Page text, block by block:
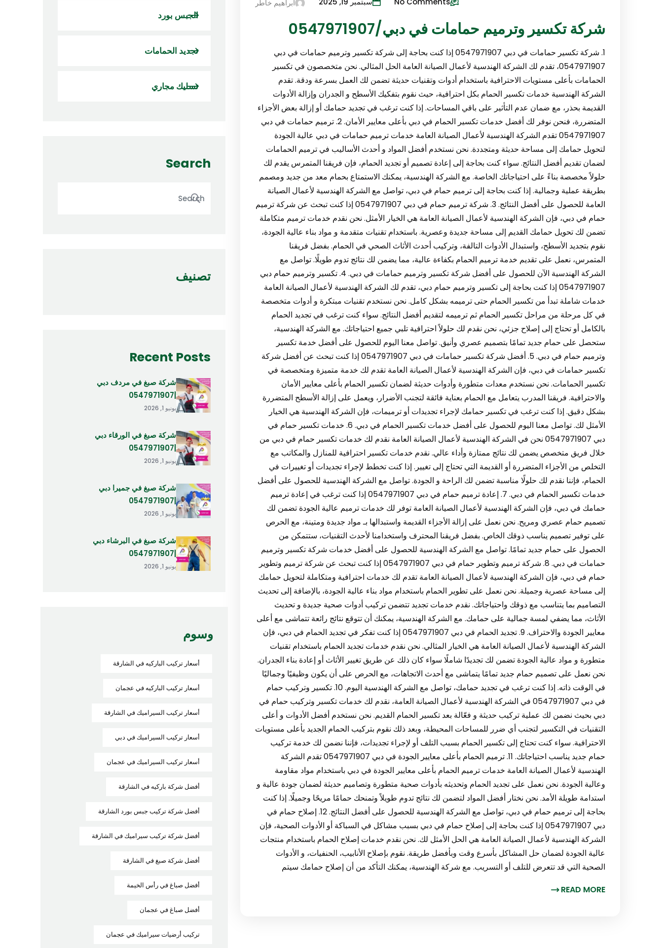
ابراهيم خاطر
شركة تكسير وترميم حمامات في دبي/0547971907
1. شركة تكسير حمامات في دبي 0547971907 إذا كنت بحاجة إلى شركة تكسير وترميم حمامات في دبي
0547971907، تقدم لك الشركة الهندسية لأعمال الصيانة العامة الحل المثالي. نحن متخصصون في تكسير
الحمامات بأعلى مستويات الاحترافية باستخدام أدوات وتقنيات حديثة تضمن لك العمل بسرعة ودقة. تقدم
الشركة الهندسية خدمات تكسير الحمام بكل احترافية، حيث نقوم بتفكيك الأسطح و الجدران وإزالة الأدوات
القديمة بحذر، مع ضمان عدم التأثير على باقي المساحات. إذا كنت ترغب في تجديد حمامك أو إزالة بعض الأجزاء
المتضررة، فنحن نوفر لك أفضل خدمات تكسير الحمام في دبي بأعلى معايير الأمان. 2. ترميم حمامات في دبي
0547971907 تقدم الشركة الهندسية لأعمال الصيانة العامة خدمات ترميم حمامات في دبي عالية الجودة
لتحويل حمامك إلى مساحة حديثة ومتجددة. نحن نستخدم أفضل المواد و أحدث الأساليب في ترميم الحمامات
لضمان تقديم أفضل النتائج. سواء كنت بحاجة إلى إعادة تصميم أو تجديد الحمام، فإن فريقنا المتمرس يقدم لك
حلولاً مخصصة بناءً على احتياجاتك الخاصة. مع الشركة الهندسية، يمكنك الاستمتاع بحمام معد من جديد ومصمم
بطريقة عملية وجمالية. إذا كنت بحاجة إلى ترميم حمام في دبي، تواصل مع الشركة الهندسية لأعمال الصيانة
العامة للحصول على أفضل النتائج. 3. شركة ترميم حمام في دبي 0547971907 إذا كنت تبحث عن شركة ترميم
حمام في دبي، فإن الشركة الهندسية لأعمال الصيانة العامة هي الخيار الأمثل. نحن نقدم خدمات ترميم متكاملة
تضمن لك تحويل حمامك القديم إلى مساحة جديدة وعصرية. باستخدام تقنيات متقدمة و مواد بناء عالية الجودة،
نقوم بتجديد الأسطح، واستبدال الأدوات التالفة، وتركيب أحدث الأثاث الصحي في الحمام. بفضل فريقنا
المتمرس، نعمل على تقديم خدمة ترميم الحمام بكفاءة عالية، مما يضمن لك نتائج تدوم طويلًا. تواصل مع
الشركة الهندسية الآن للحصول على أفضل شركة تكسير وترميم حمامات في دبي. 4. تكسير وترميم حمام دبي
0547971907 إذا كنت بحاجة إلى تكسير وترميم حمام دبي، تقدم لك الشركة الهندسية لأعمال الصيانة العامة
خدمات شاملة تبدأ من تكسير الحمام حتى ترميمه بشكل كامل. نحن نستخدم تقنيات مبتكرة و أدوات متخصصة
في كل مرحلة من مراحل تكسير الحمام ثم ترميمه لتقديم أفضل النتائج. سواء كنت ترغب في تجديد الحمام
بالكامل أو تحتاج إلى إصلاح جزئي، نحن نقدم لك حلولاً احترافية تلبي جميع احتياجاتك. مع الشركة الهندسية،
ستحصل على حمام جديد تمامًا بتصميم عصري وأنيق. تواصل معنا اليوم للحصول على أفضل خدمة تكسير
وترميم حمام في دبي. 5. أفضل شركة تكسير حمامات في دبي 0547971907 إذا كنت تبحث عن أفضل شركة
تكسير حمامات في دبي، فإن الشركة الهندسية لأعمال الصيانة العامة تقدم لك خدمة متميزة ومتخصصة في
تكسير الحمامات. نحن نستخدم معدات متطورة وأدوات حديثة لضمان تكسير الحمام بأعلى معايير الأمان
والاحترافية. فريقنا المدرب يتعامل مع الحمام بعناية فائقة لتجنب الأضرار، ويعمل على إزالة الأسطح المتضررة
بشكل دقيق. إذا كنت ترغب في تكسير حمامك لإجراء تجديدات أو ترميمات، فإن الشركة الهندسية هي الخيار
الأمثل لك. تواصل معنا اليوم للحصول على أفضل خدمات تكسير الحمام في دبي. 6. خدمات تكسير حمام في
دبي 0547971907 نحن في الشركة الهندسية لأعمال الصيانة العامة نقدم لك خدمات تكسير حمام في دبي من
خلال فريق متخصص يضمن لك نتائج ممتازة وأداء عالي. نقدم خدمات تكسير احترافية للمنازل والمكاتب مع
التخلص من الأجزاء المتضررة أو القديمة التي تحتاج إلى تغيير. إذا كنت تخطط لإجراء تجديدات أو تغييرات في
الحمام، فإننا نقدم لك حلولًا مناسبة تضمن لك الراحة و الجودة. تواصل مع الشركة الهندسية للحصول على أفضل
خدمات تكسير الحمام في دبي. 7. إعادة ترميم حمام في دبي 0547971907 إذا كنت ترغب في إعادة ترميم
حمامك في دبي، فإن الشركة الهندسية لأعمال الصيانة العامة توفر لك خدمات ترميم عالية الجودة تضمن لك
تصميم حمام عصري ومريح. نحن نعمل على إزالة الأجزاء القديمة واستبدالها بـ مواد جديدة ومتينة، مع الحرص
على توفير تصميم يناسب ذوقك الخاص. بفضل فريقنا المحترف واستخدامنا لأحدث التقنيات، ستتمكن من
الحصول على حمام جديد تمامًا. تواصل مع الشركة الهندسية للحصول على أفضل خدمات شركة تكسير وترميم
حمامات في دبي. 8. شركة ترميم وتطوير حمام في دبي 0547971907 إذا كنت تبحث عن شركة ترميم وتطوير
حمام في دبي، فإن الشركة الهندسية لأعمال الصيانة العامة تقدم لك خدمات احترافية ومتكاملة لتحويل حمامك
إلى مساحة عصرية وجميلة. نحن نعمل على تطوير الحمام باستخدام مواد بناء عالية الجودة، بالإضافة إلى تحديث
التصاميم بما يتناسب مع ذوقك واحتياجاتك. نقدم خدمات تجديد تتضمن تركيب أدوات صحية جديدة و تحديث
الأثاث، مما يضفي لمسة جمالية على حمامك. مع الشركة الهندسية، يمكنك أن تتوقع نتائج رائعة تتماشى مع أعلى
معايير الجودة والاحتراف. 9. تجديد الحمام في دبي 0547971907 إذا كنت تفكر في تجديد الحمام في دبي، فإن
الشركة الهندسية لأعمال الصيانة العامة هي الخيار المثالي. نحن نقدم خدمات تجديد الحمام باستخدام تقنيات
متطورة و مواد عالية الجودة تضمن لك تجديدًا شاملًا سواء كان ذلك عن طريق تغيير الأثاث أو إعادة بناء الجدران.
نحن نعمل على تصميم حمام جديد تمامًا يتماشى مع أحدث الاتجاهات، مع الحرص على أن يكون وظيفيًا وجماليًا
في الوقت ذاته. إذا كنت ترغب في تجديد حمامك، تواصل مع الشركة الهندسية اليوم. 10. تكسير وتركيب حمام
في دبي 0547971907 في الشركة الهندسية لأعمال الصيانة العامة، نقدم لك خدمات تكسير وتركيب حمام في
دبي بحيث نضمن لك عملية تركيب حديثة و فعّالة بعد تكسير الحمام القديم. نحن نستخدم أفضل الأدوات و أعلى
التقنيات في التكسير لتجنب أي ضرر للمساحات المحيطة، وبعد ذلك نقوم بتركيب الحمام الجديد بأعلى مستويات
الاحترافية. سواء كنت تحتاج إلى تكسير الحمام بسبب التلف أو لإجراء تجديدات، فإننا نضمن لك خدمة تركيب
حمام جديد يناسب احتياجاتك. 11. ترميم الحمام بأعلى معايير الجودة في دبي 0547971907 تقدم الشركة
الهندسية لأعمال الصيانة العامة خدمات ترميم الحمام بأعلى معايير الجودة في دبي باستخدام مواد مقاومة
وعالية الجودة. نحن نعمل على تجديد الحمام وتحديثه بأدوات صحية متطورة وتصاميم حديثة لضمان جودة عالية و
استدامة طويلة الأمد. نحن نختار أفضل المواد لتضمن لك نتائج تدوم طويلاً وتمنحك حمامًا مريحًا وجميلًا. إذا كنت
بحاجة إلى ترميم حمام في دبي، تواصل مع الشركة الهندسية للحصول على أفضل النتائج. 12. إصلاح حمام في
دبي 0547971907 إذا كنت بحاجة إلى إصلاح حمام في دبي بسبب مشاكل في السباكة أو الأدوات الصحية، فإن
الشركة الهندسية لأعمال الصيانة العامة هي الحل الأمثل لك. نحن نقدم خدمات إصلاح الحمام باستخدام منتجات
عالية الجودة لضمان حل المشاكل بأسرع وقت وبأفضل طريقة. نقوم بإصلاح الأنابيب، الحنفيات، و الأدوات
الصحية التي قد تتعرض للتلف أو التسريب. مع شركة الهندسية، يمكنك التأكد من أن إصلاح حمامك سيتم
READ MORE
الجبس بورد
تجديد الحمامات
تسليك مجاري
Search
تصنيف
Recent Posts
شركة صبغ في مردف دبي
يونيو 1, 2026
شركة صبغ في الورقاء دبي
يونيو 1, 2026
شركة صبغ في جميرا دبي
يونيو 1, 2026
شركة صبغ في البرشاء دبي
يونيو 1, 2026
وسوم
أسعار تركيب الباركيه في الشارقة
أسعار تركيب الباركيه في عجمان
أسعار تركيب السيراميك في الشارقة
أسعار تركيب السيراميك في دبي
أسعار تركيب السيراميك في عجمان
أفضل شركة باركيه في الشارقة
أفضل شركة تركيب جبس بورد الشارقة
أفضل شركة تركيب سيراميك في الشارقة
أفضل شركة صبغ في الشارقة
أفضل صباغ في رأس الخيمة
أفضل صباغ في عجمان
تركيب أرضيات سيراميك في عجمان